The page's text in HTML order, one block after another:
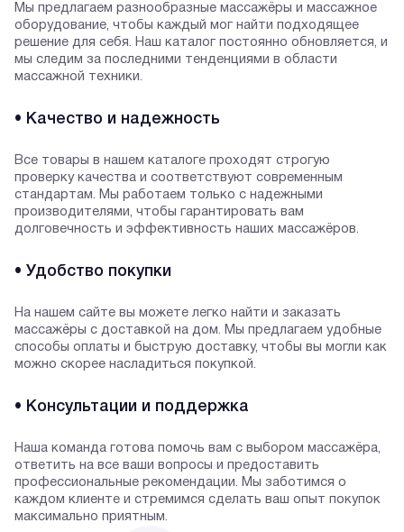
Мы предлагаем разнообразные массажёры и массажное
оборудование, чтобы каждый мог найти подходящее
решение для себя. Наш каталог постоянно обновляется, и
мы следим за последними тенденциями в области
массажной техники.
• Качество и надежность
Все товары в нашем каталоге проходят строгую
проверку качества и соответствуют современным
стандартам. Мы работаем только с надежными
производителями, чтобы гарантировать вам
долговечность и эффективность наших массажёров.
• Удобство покупки
На нашем сайте вы можете легко найти и заказать
массажёры с доставкой на дом. Мы предлагаем удобные
способы оплаты и быструю доставку, чтобы вы могли как
можно скорее насладиться покупкой.
• Консультации и поддержка
Наша команда готова помочь вам с выбором массажёра,
ответить на все ваши вопросы и предоставить
профессиональные рекомендации. Мы заботимся о
каждом клиенте и стремимся сделать ваш опыт покупок
максимально приятным.